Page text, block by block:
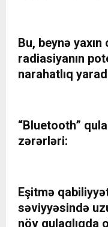
Bu, beynə
radiasiyanın
narahatlıq
“Bluetooth”
zərərləri:
Eşitmə
səviyyəsində
növ qulaqlıqda